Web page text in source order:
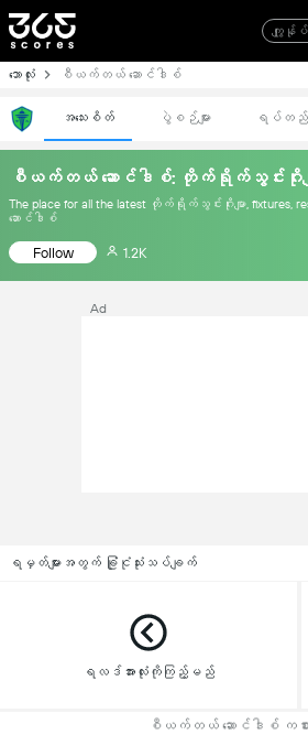
ကျွုန်ုပ်
ဘောလုံး စီယက်တယ် ဆောင်ဒါစ်
အသေးစိတ် ပွဲစဉ်များ ရပ်တ
စီယက်တယ် ဆောင်ဒါစ်: တိုက်ရိုက်သွင်းဂိုးမ
The place for all the latest တိုက်ရိုက်သွင်းဂိုးမျာ,
ဆောင်ဒါစ်
Follow 1.2K
Ad
ရမှတ်များအတွက် ခြုံငုံသုံးသပ်ချက်
ရလဒ်အားလုံးကိုကြည့်မည်
စီယက်တယ် ဆောင်ဒါစ် ကစားပွဲ